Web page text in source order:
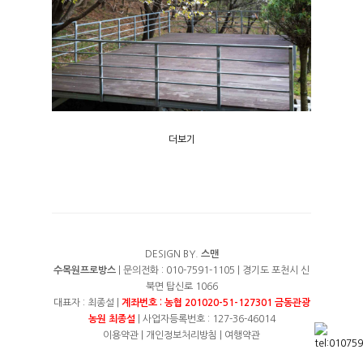
더보기
DESIGN BY. 스맨
수목원프로방스 | 문의전화 : 010-7591-1105 | 경기도 포천시 신
북면 탑신로 1066
대표자 : 최종설 | 계좌번호 : 농협 201020-51-127301 금동관광
농원 최종설 | 사업자등록번호 : 127-36-46014
이용약관
개인정보처리방침 여행약관